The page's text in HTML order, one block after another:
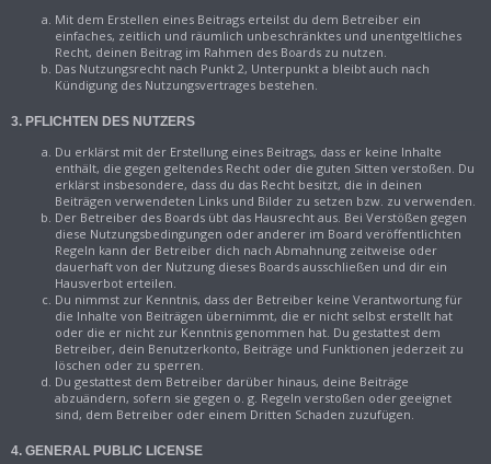
Mit dem Erstellen eines Beitrags erteilst du dem Betreiber ein
einfaches, zeitlich und räumlich unbeschränktes und unentgeltliches
Recht, deinen Beitrag im Rahmen des Boards zu nutzen.
Das Nutzungsrecht nach Punkt 2, Unterpunkt a bleibt auch nach
Kündigung des Nutzungsvertrages bestehen.
3. PFLICHTEN DES NUTZERS
Du erklärst mit der Erstellung eines Beitrags, dass er keine Inhalte
enthält, die gegen geltendes Recht oder die guten Sitten verstoßen. Du
erklärst insbesondere, dass du das Recht besitzt, die in deinen
Beiträgen verwendeten Links und Bilder zu setzen bzw. zu verwenden.
Der Betreiber des Boards übt das Hausrecht aus. Bei Verstößen gegen
diese Nutzungsbedingungen oder anderer im Board veröffentlichten
Regeln kann der Betreiber dich nach Abmahnung zeitweise oder
dauerhaft von der Nutzung dieses Boards ausschließen und dir ein
Hausverbot erteilen.
Du nimmst zur Kenntnis, dass der Betreiber keine Verantwortung für
die Inhalte von Beiträgen übernimmt, die er nicht selbst erstellt hat
oder die er nicht zur Kenntnis genommen hat. Du gestattest dem
Betreiber, dein Benutzerkonto, Beiträge und Funktionen jederzeit zu
löschen oder zu sperren.
Du gestattest dem Betreiber darüber hinaus, deine Beiträge
abzuändern, sofern sie gegen o. g. Regeln verstoßen oder geeignet
sind, dem Betreiber oder einem Dritten Schaden zuzufügen.
4. GENERAL PUBLIC LICENSE